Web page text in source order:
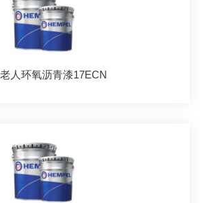
人环氧沥青漆17ECN